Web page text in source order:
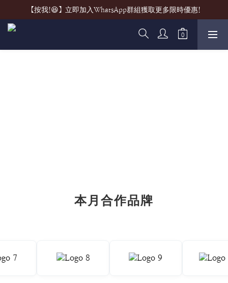
【按我!😆】立即加入WhatsApp群組獲取更多限時優惠!
本月合作品牌